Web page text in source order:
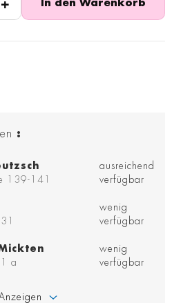
In den Warenkorb
:
139-141
ausreichend
verfügbar
wenig
verfügbar
1 a
wenig
verfügbar